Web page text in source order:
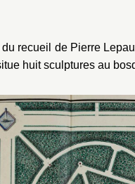
du recueil de Pierre
huit sculptures au